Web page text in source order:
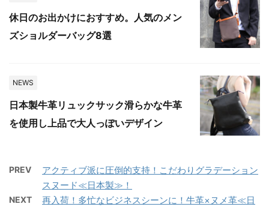
休日のお出かけにおすすめ。人気のメン
ズショルダーバッグ8選
NEWS
日本製牛革リュックサック滑らかな牛革
を使用し上品で大人っぽいデザイン
PREV
アクティブ派に圧倒的支持！こだわりグラデーション
スヌード≪日本製≫！
NEXT
再入荷！多忙なビジネスシーンに！牛革×ヌメ革≪日